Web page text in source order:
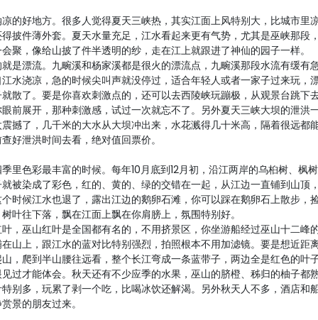
的好地方。很多人觉得夏天三峡热，其实江面上风特别大，比城市里
披件薄外套。夏天水量充足，江水看起来更有气势，尤其是巫峡那段
聚，像给山披了件半透明的纱，走在江上就跟进了神仙的园子一样。
是漂流。九畹溪和杨家溪都是很火的漂流点，九畹溪那段水流有缓有
水浇凉，急的时候尖叫声就没停过，适合年轻人或者一家子过来玩，
散了。要是你喜欢刺激点的，还可以去西陵峡玩蹦极，从观景台跳下
前展开，那种刺激感，试过一次就忘不了。另外夏天三峡大坝的泄洪
撼了，几千米的大水从大坝冲出来，水花溅得几十米高，隔着很远都
好泄洪时间去看，绝对值回票价。
里色彩最丰富的时候。每年10月底到12月初，沿江两岸的乌桕树、枫
被染成了彩色，红的、黄的、绿的交错在一起，从江边一直铺到山顶
时候江水也退了，露出江边的鹅卵石滩，你可以踩在鹅卵石上散步，
叶往下落，飘在江面上飘在你肩膀上，氛围特别好。
，巫山红叶是全国都有名的，不用挤景区，你坐游船经过巫山十二峰
山上，跟江水的蓝对比特别强烈，拍照根本不用加滤镜。要是想近距
，爬到半山腰往远看，整个长江弯成一条蓝带子，两边全是红色的叶
过才能体会。秋天还有不少应季的水果，巫山的脐橙、秭归的柚子都
别多，玩累了剥一个吃，比喝冰饮还解渴。另外秋天人不多，酒店和
景的朋友过来。